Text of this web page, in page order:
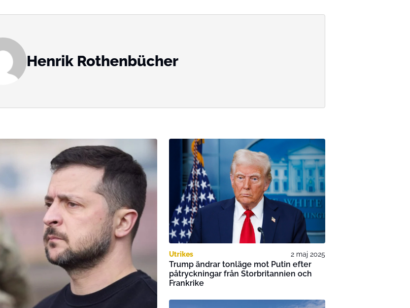
Henrik Rothenbücher
Utrikes 2 maj 2025
Trump ändrar tonläge mot Putin efter
påtryckningar från Storbritannien och
Frankrike